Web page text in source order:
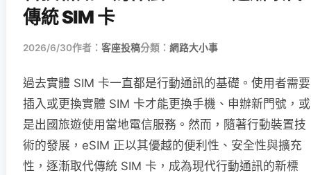
傳統 SIM 卡
2026/6/30作者： 客座投稿分類： 網路大小事
過去實體 SIM 卡一直都是行動通訊的基礎。使用者需要
插入或更換實體 SIM 卡才能更換手機、申辦新門號，或
是出國旅遊使用當地電信服務。然而，隨著行動裝置技
術的發展，eSIM 正以其優越的便利性、安全性與擴充
性，逐漸取代傳統 SIM 卡，成為現代行動通訊的新標